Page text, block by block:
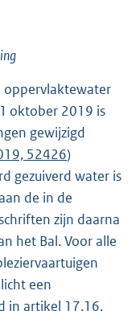
oppervlaktewater
oktober 2019 is
gewijzigd
52426)
gezuiverd water is
de in de
zijn daarna
het Bal. Voor alle
een
in artikel 17.16,